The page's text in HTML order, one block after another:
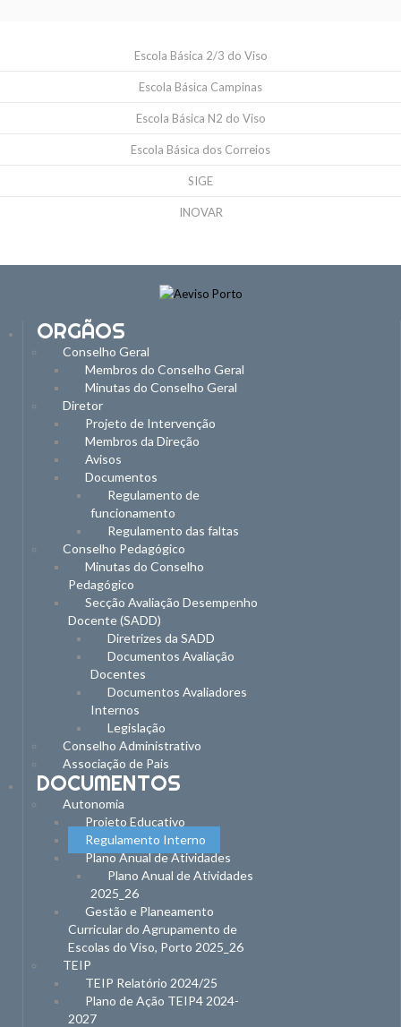
Escola Básica 2/3 do Viso
Escola Básica Campinas
Escola Básica N2 do Viso
Escola Básica dos Correios
SIGE
INOVAR
ORGÃOS
Conselho Geral
Membros do Conselho Geral
Minutas do Conselho Geral
Diretor
Projeto de Intervenção
Membros da Direção
Avisos
Documentos
Regulamento de
funcionamento
Regulamento das faltas
Conselho Pedagógico
Minutas do Conselho
Pedagógico
Secção Avaliação Desempenho
Docente (SADD)
Diretrizes da SADD
Documentos Avaliação
Docentes
Documentos Avaliadores
Internos
Legislação
Conselho Administrativo
Associação de Pais
DOCUMENTOS
Autonomia
Projeto Educativo
Regulamento Interno
Plano Anual de Atividades
Plano Anual de Atividades
2025_26
Gestão e Planeamento
Curricular do Agrupamento de
Escolas do Viso, Porto 2025_26
TEIP
TEIP Relatório 2024/25
Plano de Ação TEIP4 2024-
2027